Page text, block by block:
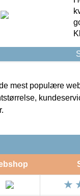
mest populære